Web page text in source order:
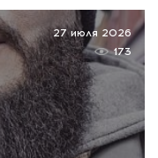
27 июля 2026
173